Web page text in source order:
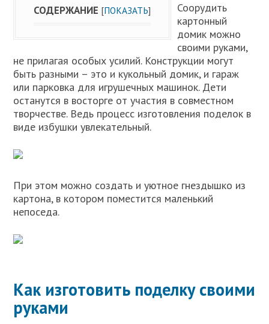
СОДЕРЖАНИЕ [ПОКАЗАТЬ]
Соорудить
картонный
домик можно
своими руками,
не прилагая особых усилий. Конструкции могут
быть разными – это и кукольный домик, и гараж
или парковка для игрушечных машинок. Дети
останутся в восторге от участия в совместном
творчестве. Ведь процесс изготовления поделок в
виде избушки увлекательный.
При этом можно создать и уютное гнездышко из
картона, в котором поместится маленький
непоседа.
Как изготовить поделку своими
руками